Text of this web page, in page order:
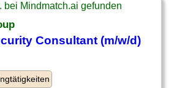
bei Mindmatch.ai gefunden
Consultant (m/w/d)